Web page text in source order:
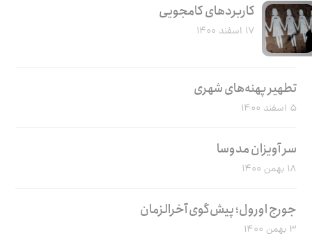
کاربرد‌های کامجویی
۱۷ اسفند ۱۴۰۰
تطهیر پهنه‌های شهری
۵ اسفند ۱۴۰۰
سر آویزان مدوسا
۱۸ بهمن ۱۴۰۰
جورج اورول؛ پیش‌گوی آخرالزمان
۳ بهمن ۱۴۰۰